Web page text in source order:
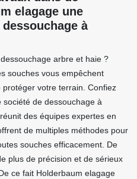
elagage une
à
arbre et haie ?
souches vous empêchent
protéger votre terrain. Confiez
de dessouchage à
des équipes expertes en
de multiples méthodes pour
souches efficacement. De
plus de précision et de sérieux
ce fait Holderbaum elagage